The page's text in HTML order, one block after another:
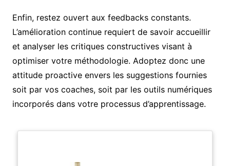
Enfin, restez ouvert aux feedbacks constants.
L’amélioration continue requiert de savoir accueillir
et analyser les critiques constructives visant à
optimiser votre méthodologie. Adoptez donc une
attitude proactive envers les suggestions fournies
soit par vos coaches, soit par les outils numériques
incorporés dans votre processus d’apprentissage.